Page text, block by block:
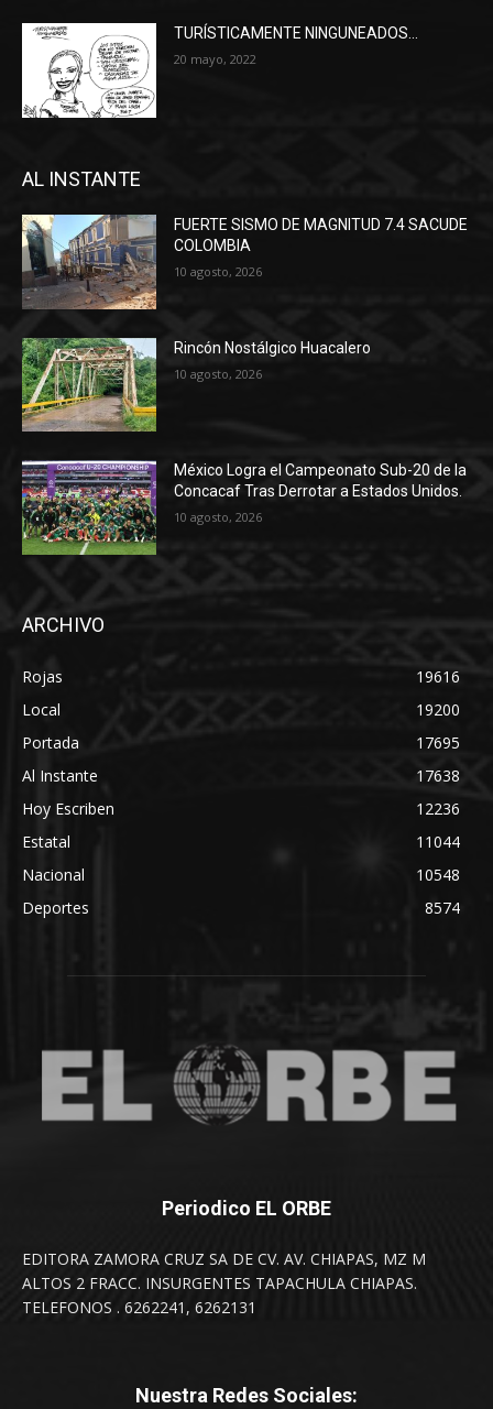
TURÍSTICAMENTE NINGUNEADOS…
20 mayo, 2022
AL INSTANTE
FUERTE SISMO DE MAGNITUD 7.4 SACUDE
COLOMBIA
10 agosto, 2026
Rincón Nostálgico Huacalero
10 agosto, 2026
México Logra el Campeonato Sub-20 de la
Concacaf Tras Derrotar a Estados Unidos.
10 agosto, 2026
ARCHIVO
Rojas
19616
Local
19200
Portada
17695
Al Instante
17638
Hoy Escriben
12236
Estatal
11044
Nacional
10548
Deportes
8574
Periodico EL ORBE
EDITORA ZAMORA CRUZ SA DE CV. AV. CHIAPAS, MZ M
ALTOS 2 FRACC. INSURGENTES TAPACHULA CHIAPAS.
TELEFONOS . 6262241, 6262131
Nuestra Redes Sociales: